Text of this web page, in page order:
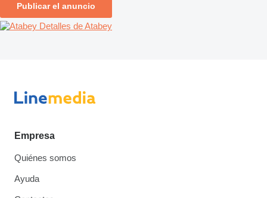
Publicar el anuncio
Detalles de Atabey
Empresa
Quiénes somos
Ayuda